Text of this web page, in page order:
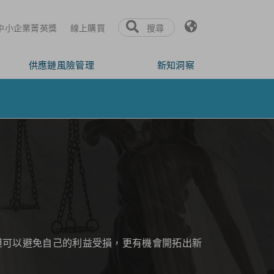
小企業菁英獎 線上購買 搜尋
供應鏈風險管理 新知洞察
以避免自己的利益受損，更有機會開拓出新